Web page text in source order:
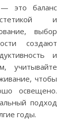
это баланс
и
выбор
создают
и
учитывайте
чтобы
освещено.
подход
годы.